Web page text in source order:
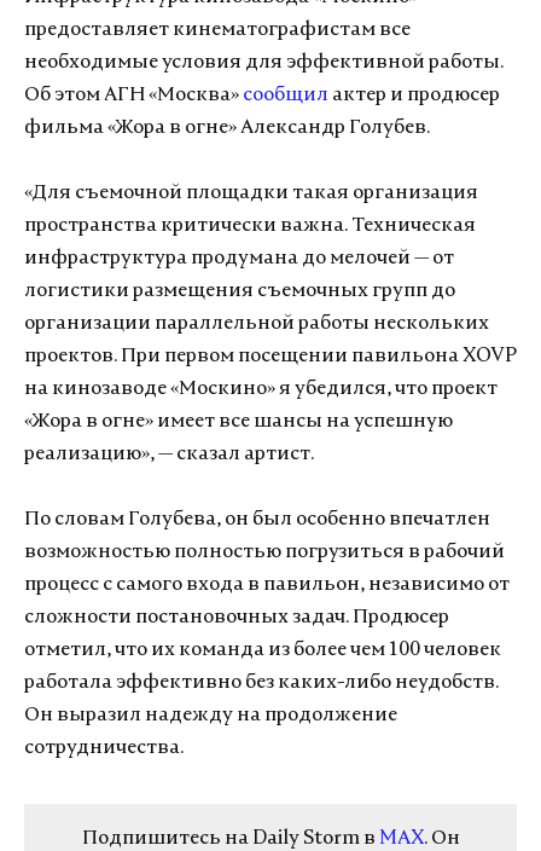
предоставляет кинематографистам все
необходимые условия для эффективной работы.
Об этом АГН «Москва» сообщил актер и продюсер
фильма «Жора в огне» Александр Голубев.
«Для съемочной площадки такая организация
пространства критически важна. Техническая
инфраструктура продумана до мелочей — от
логистики размещения съемочных групп до
организации параллельной работы нескольких
проектов. При первом посещении павильона XOVP
на кинозаводе «Москино» я убедился, что проект
«Жора в огне» имеет все шансы на успешную
реализацию», — сказал артист.
По словам Голубева, он был особенно впечатлен
возможностью полностью погрузиться в рабочий
процесс с самого входа в павильон, независимо от
сложности постановочных задач. Продюсер
отметил, что их команда из более чем 100 человек
работала эффективно без каких-либо неудобств.
Он выразил надежду на продолжение
сотрудничества.
Подпишитесь на Daily Storm в MAX. Он